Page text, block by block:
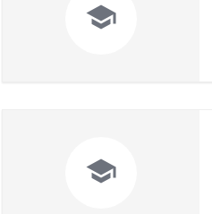

